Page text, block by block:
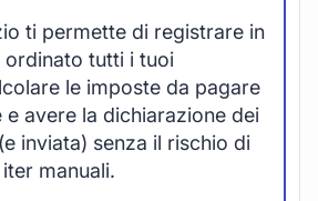
ti permette di registrare in
tutti i tuoi
le imposte da pagare
avere la dichiarazione dei
inviata) senza il rischio di
manuali.